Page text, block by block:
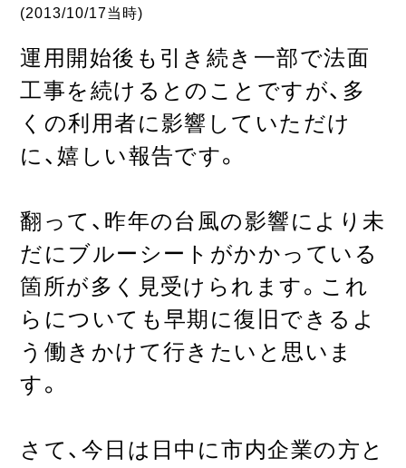
(2013/10/17当時)
運用開始後も引き続き一部で法面
工事を続けるとのことですが、多
くの利用者に影響していただけ
に、嬉しい報告です。
翻って、昨年の台風の影響により未
だにブルーシートがかかっている
箇所が多く見受けられます。これ
らについても早期に復旧できるよ
う働きかけて行きたいと思いま
す。
さて、今日は日中に市内企業の方と